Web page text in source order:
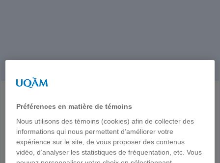
Préférences en matière de témoins
Nous utilisons des témoins (cookies) afin de collecter des
informations qui nous permettent d’améliorer votre
expérience sur le site, de vous proposer des contenus
vidéo, d’analyser les statistiques de fréquentation, etc. Vous